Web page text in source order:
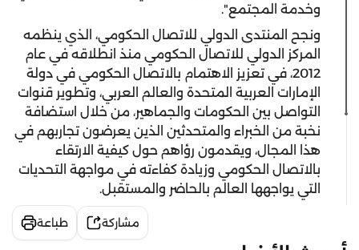
وخدمة المجتمع".
ونجح المنتدى الدولي للاتصال الحكومي، الذي ينظمه
المركز الدولي للاتصال الحكومي منذ انطلاقه في عام
2012، في تعزيز الاهتمام بالاتصال الحكومي في دولة
الإمارات العربية المتحدة والعالم العربي، وتطوير قنوات
التواصل بين الحكومات والجماهير، من خلال استضافة
نخبة من الخبراء والمتحدثين الذين يعرضون تجاربهم في
هذا المجال، ويقدمون رؤاهم حول كيفية الارتقاء
بالاتصال الحكومي وزيادة كفاءته في مواجهة التحديات
التي يواجهها العالم بالحاضر والمستقبل.
مشاركة طباعة